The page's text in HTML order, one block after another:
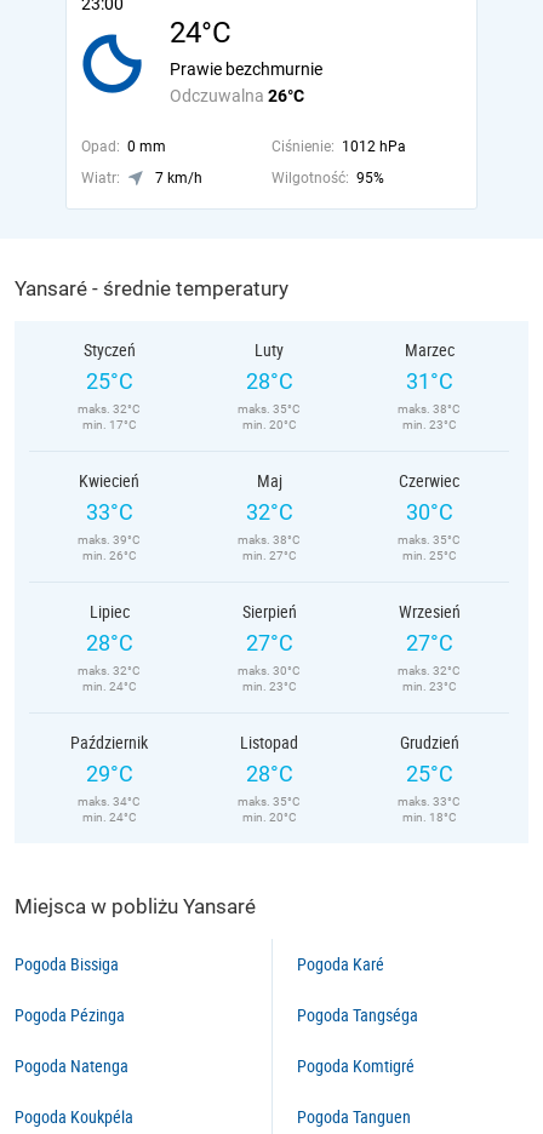
24°C
Odczuwalna 26°C
Prawie bezchmurnie
Opad: 0 mm Ciśnienie: 1012 hPa
Wiatr:
7 km/h Wilgotność: 95%
Yansaré - średnie temperatury
Styczeń
25°C
maks. 32°C
min. 17°C
Luty
28°C
maks. 35°C
min. 20°C
Marzec
31°C
maks. 38°C
min. 23°C
Kwiecień
33°C
maks. 39°C
min. 26°C
Maj
32°C
maks. 38°C
min. 27°C
Czerwiec
30°C
maks. 35°C
min. 25°C
Lipiec
28°C
maks. 32°C
min. 24°C
Sierpień
27°C
maks. 30°C
min. 23°C
Wrzesień
27°C
maks. 32°C
min. 23°C
Październik
29°C
maks. 34°C
min. 24°C
Listopad
28°C
maks. 35°C
min. 20°C
Grudzień
25°C
maks. 33°C
min. 18°C
Miejsca w pobliżu Yansaré
Pogoda Bissiga
Pogoda Pézinga
Pogoda Natenga
Pogoda Koukpéla
Pogoda Karé
Pogoda Tangséga
Pogoda Komtigré
Pogoda Tanguen